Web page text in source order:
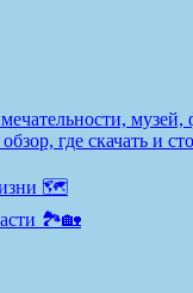
музей,
где скачать и
🗺️
🏞️🏡